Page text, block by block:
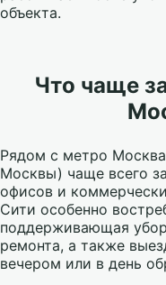
объекта.
Что чаще
Рядом с метро
Москвы) чаще всего
офисов и
Сити особенно
поддерживающая
ремонта, а также
вечером или в день